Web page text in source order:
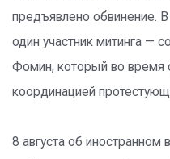
предъявлено обвинение.
один участник митинга —
Фомин, который во время
координацией
8 августа об иностранном